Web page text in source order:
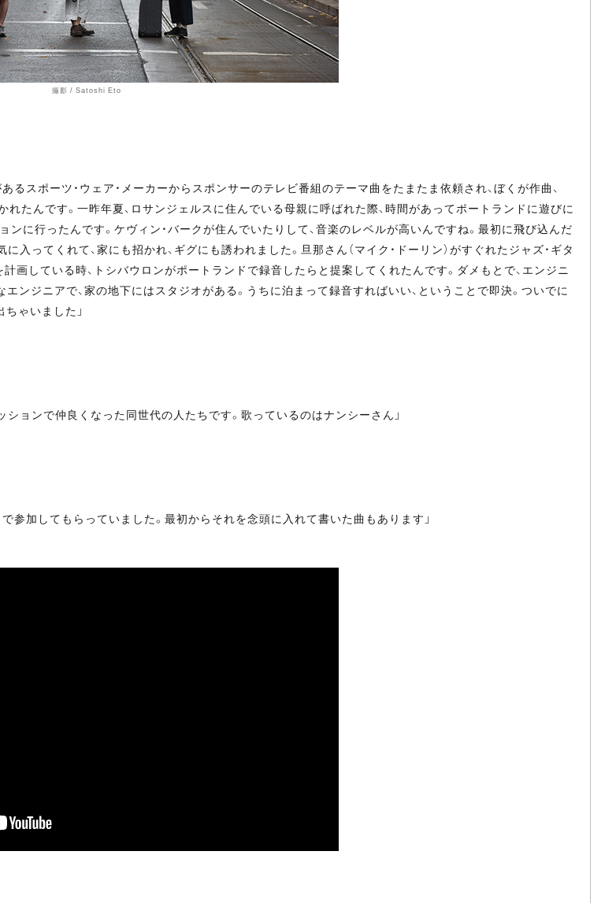
撮影 / Satoshi Eto
スポーツ・ウェア・メーカーからスポンサーのテレビ番組のテーマ曲をたまたま依頼され、ぼくが作曲、
たんです。一昨年夏、ロサンジェルスに住んでいる母親に呼ばれた際、時間があってポートランドに遊びに
に行ったんです。ケヴィン・バークが住んでいたりして、音楽のレベルが高いんですね。最初に飛び込んだ
入ってくれて、家にも招かれ、ギグにも誘われました。旦那さん（マイク・ドーリン）がすぐれたジャズ・ギタ
画している時、トシバウロンがポートランドで録音したらと提案してくれたんです。ダメもとで、エンジニ
ンジニアで、家の地下にはスタジオがある。うちに泊まって録音すればいい、ということで即決。ついでに
ゃいました」
ションで仲良くなった同世代の人たちです。歌っているのはナンシーさん」
加してもらっていました。最初からそれを念頭に入れて書いた曲もあります」